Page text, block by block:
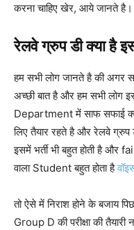
करना चाहिए खेर, आये जानते है।
रेलवे ग्रुप डी क्या है
हम सभी लोग जानते है की अगर
अच्छी बात है और हम सभी लोग
Department में साफ सफाई
लिए तैयार रहते है और रेलवे ग्रुप
इसमें भर्ती भी बहुत होती है और
वाला Student बहुत होता है
तो ऐसे में निराश होने के बजाय
Group D की परीक्षा की तैयारी